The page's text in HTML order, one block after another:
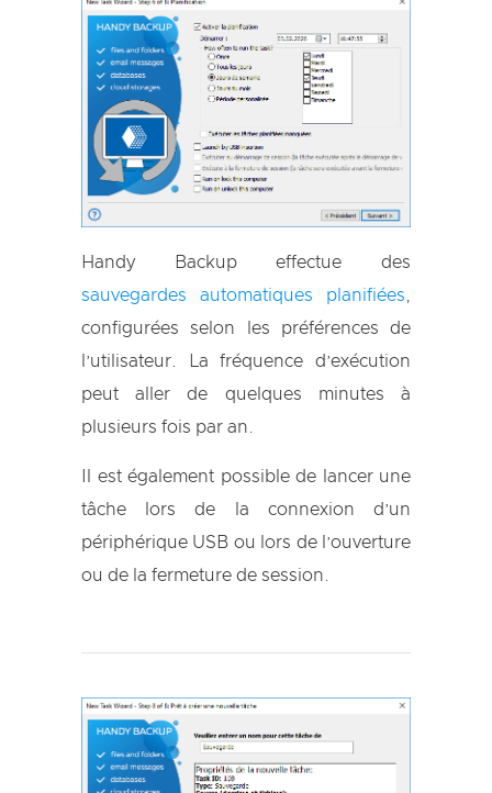
Handy Backup effectue des
sauvegardes automatiques planifiées,
configurées selon les préférences de
l’utilisateur. La fréquence d’exécution
peut aller de quelques minutes à
plusieurs fois par an.
Il est également possible de lancer une
tâche lors de la connexion d’un
périphérique USB ou lors de l’ouverture
ou de la fermeture de session.